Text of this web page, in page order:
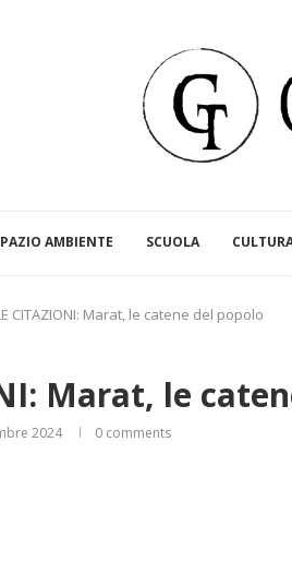
AMBIENTE SCUOLA
CITAZIONI: Marat, le catene del popolo
Marat, le
2024 0 comments